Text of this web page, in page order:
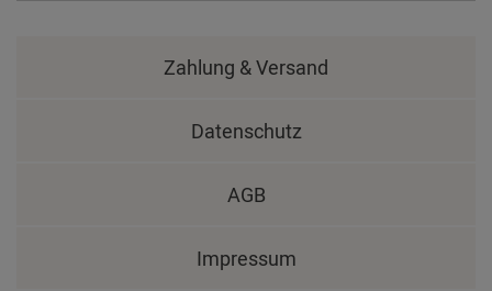
Zahlung & Versand
Datenschutz
AGB
Impressum